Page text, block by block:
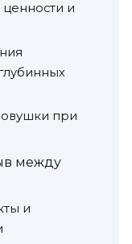
и
при
между
и